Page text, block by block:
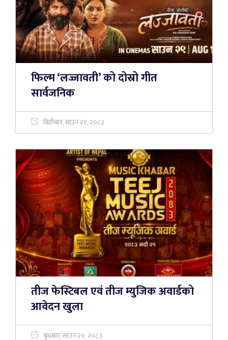
फिल्म ‘लज्जावती’ को दोस्रो गीत
सार्वजनिक
बिहीबार, साउन २१, २०८३
तीज फेस्टिबल एवं तीज म्युजिक अवार्डको
आवेदन खुला
बुधबार, साउन २०, २०८३